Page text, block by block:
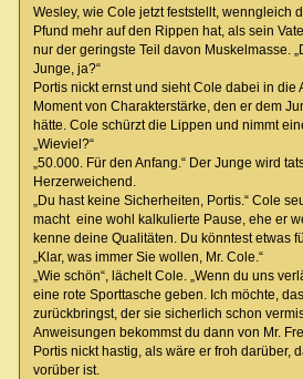
Wesley, wie Cole jetzt feststellt, wenngleich
Pfund mehr auf den Rippen hat, als sein
nur der geringste Teil davon Muskelmasse.
Junge, ja?“
Portis nickt ernst und sieht Cole dabei in die
Moment von Charakterstärke, den er dem
hätte. Cole schürzt die Lippen und nimmt
„Wieviel?“
„50.000. Für den Anfang.“ Der Junge wird
Herzerweichend.
„Du hast keine Sicherheiten, Portis.“ Cole
macht eine wohl kalkulierte Pause, ehe er
kenne deine Qualitäten. Du könntest etwas
„Klar, was immer Sie wollen, Mr. Cole.“
„Wie schön“, lächelt Cole. „Wenn du uns
eine rote Sporttasche geben. Ich möchte,
zurückbringst, der sie sicherlich schon
Anweisungen bekommst du dann von Mr.
Portis nickt hastig, als wäre er froh darüber,
vorüber ist.